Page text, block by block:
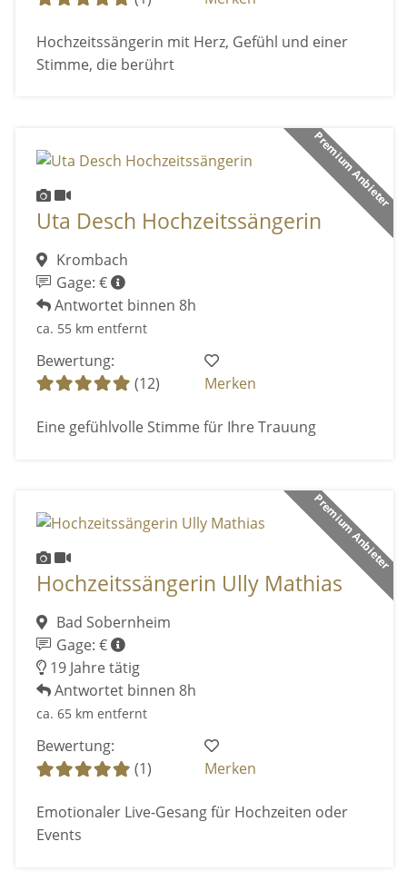
Hochzeitssängerin mit Herz, Gefühl und einer
Stimme, die berührt
Premium Anbieter
Uta Desch Hochzeitssängerin
Krombach
Gage: €
Antwortet binnen 8h
ca. 55 km entfernt
Bewertung:
(12)
Merken
Eine gefühlvolle Stimme für Ihre Trauung
Premium Anbieter
Hochzeitssängerin Ully Mathias
Bad Sobernheim
Gage: €
19 Jahre tätig
Antwortet binnen 8h
ca. 65 km entfernt
Bewertung:
(1)
Merken
Emotionaler Live-Gesang für Hochzeiten oder
Events